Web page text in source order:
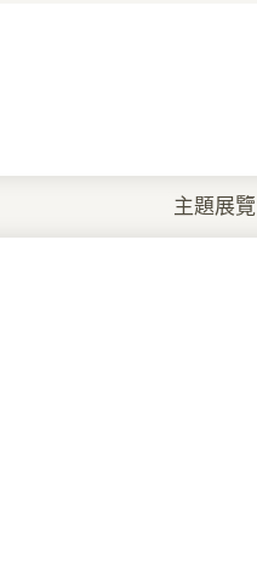
主題展覽